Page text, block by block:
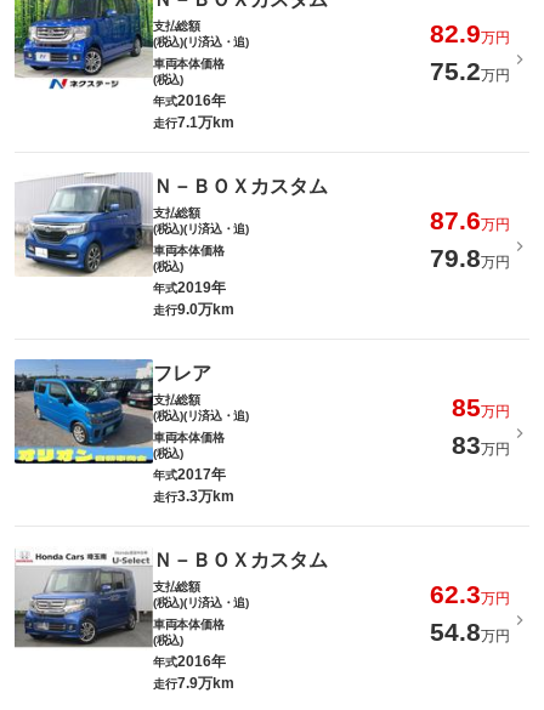
支払総額
(税込)(リ済込・追)
82.9万円
車両本体価格
(税込)
75.2万円
年式2016年
走行7.1万km
Ｎ－ＢＯＸカスタム
支払総額
(税込)(リ済込・追)
87.6万円
車両本体価格
(税込)
79.8万円
年式2019年
走行9.0万km
フレア
支払総額
(税込)(リ済込・追)
85万円
車両本体価格
(税込)
83万円
年式2017年
走行3.3万km
Ｎ－ＢＯＸカスタム
支払総額
(税込)(リ済込・追)
62.3万円
車両本体価格
(税込)
54.8万円
年式2016年
走行7.9万km